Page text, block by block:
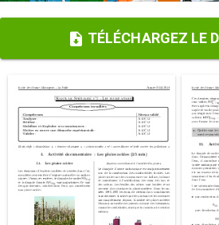
TÉLÉCHARGEZ LE